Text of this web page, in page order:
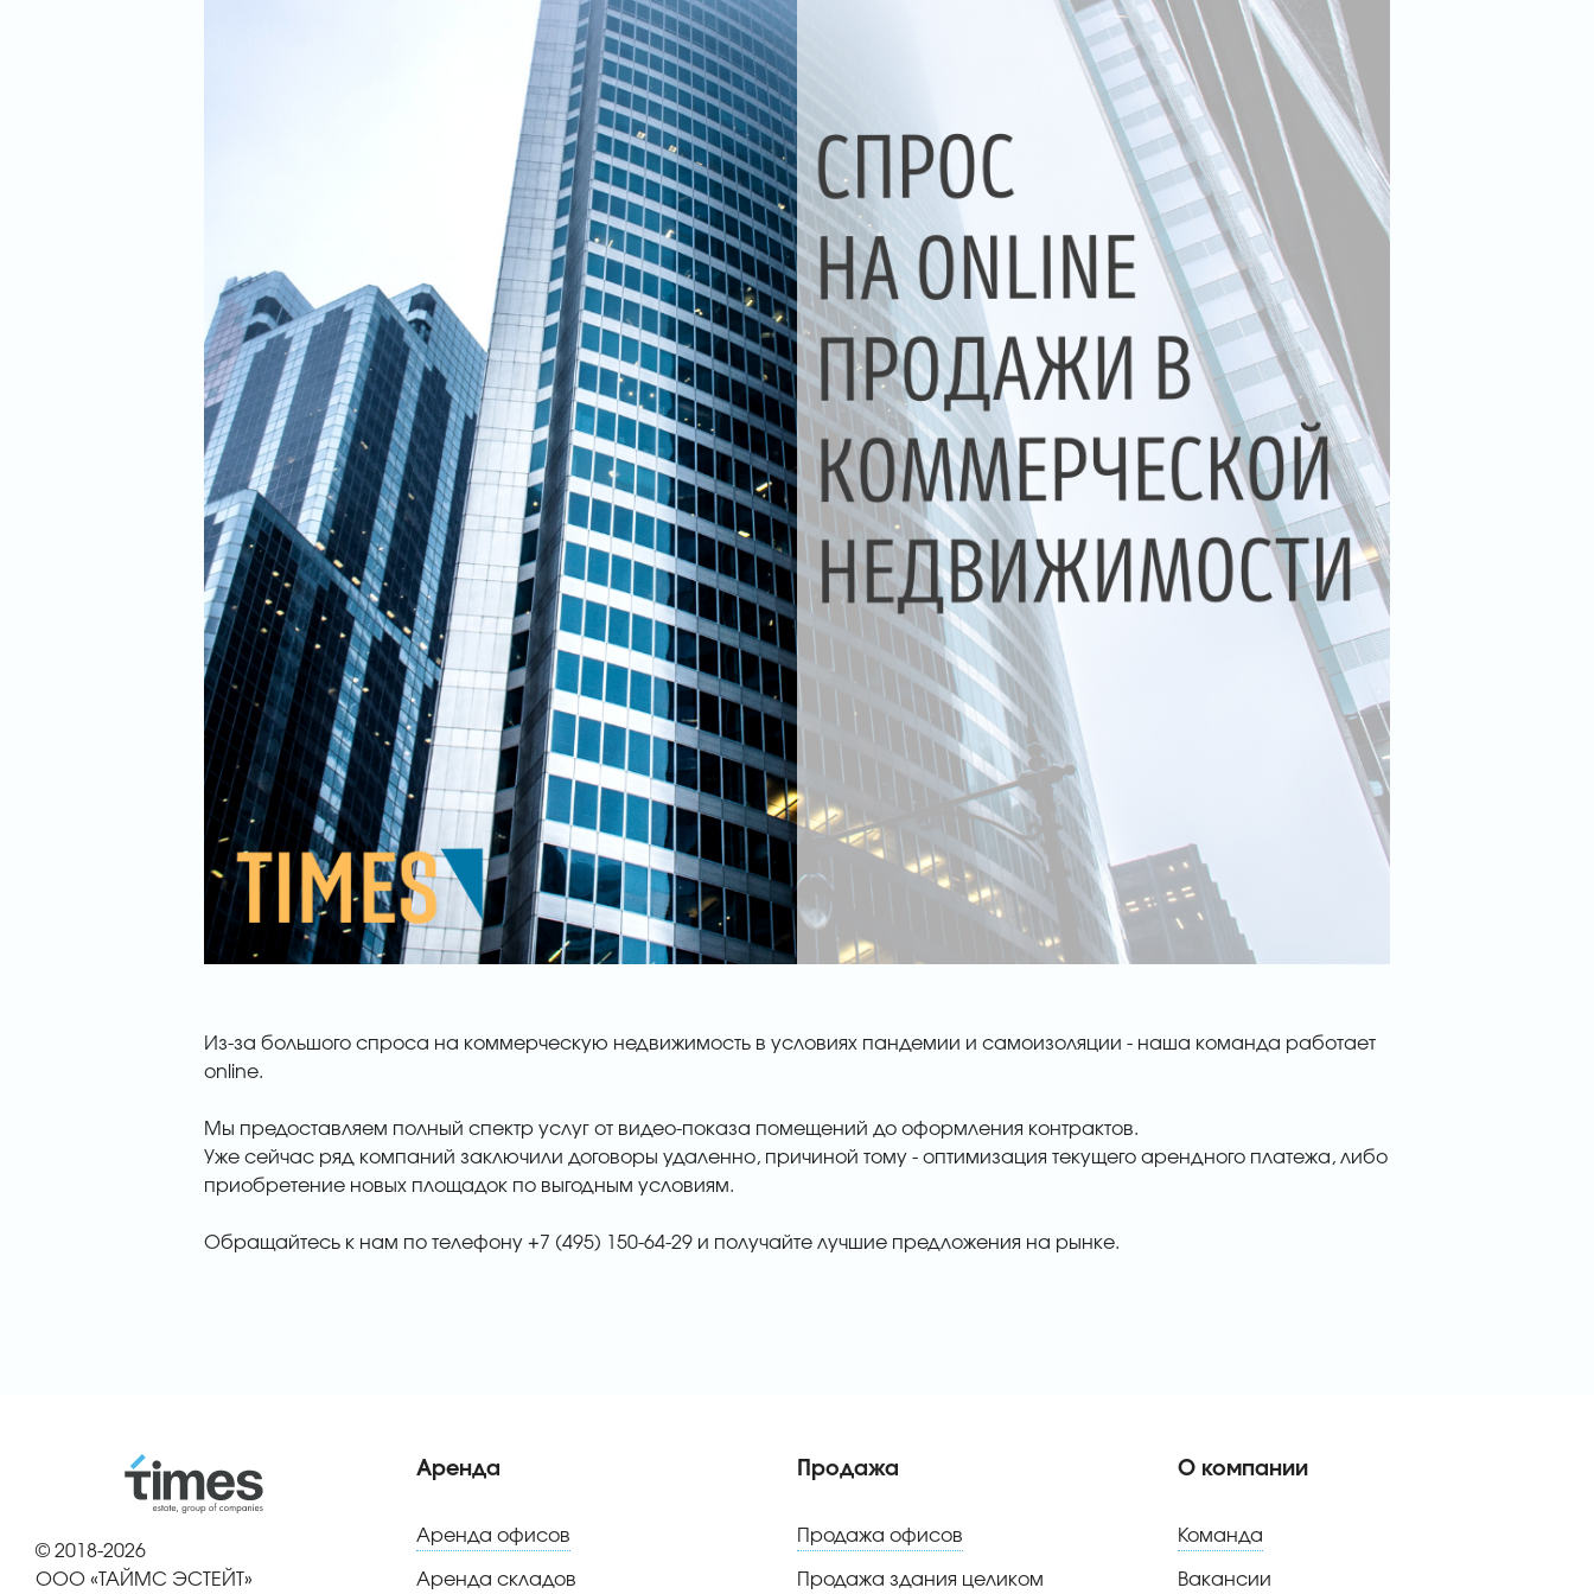
Из-за большого спроса на коммерческую недвижимость в условиях пандемии и самоизоляции - наша команда работает
online.
Мы предоставляем полный спектр услуг от видео-показа помещений до оформления контрактов.
Уже сейчас ряд компаний заключили договоры удаленно, причиной тому - оптимизация текущего арендного платежа, либо
приобретение новых площадок по выгодным условиям.
Обращайтесь к нам по телефону +7 (495) 150-64-29 и получайте лучшие предложения на рынке.
© 2018-2026
ООО «ТАЙМС ЭСТЕЙТ»
Аренда
Аренда офисов
Аренда складов
Продажа
Продажа офисов
Продажа здания целиком
О компании
Команда
Вакансии